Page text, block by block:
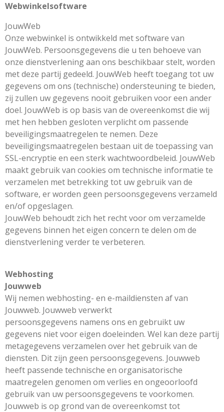
Webwinkelsoftware
JouwWeb
Onze webwinkel is ontwikkeld met software van
JouwWeb. Persoonsgegevens die u ten behoeve van
onze dienstverlening aan ons beschikbaar stelt, worden
met deze partij gedeeld. JouwWeb heeft toegang tot uw
gegevens om ons (technische) ondersteuning te bieden,
zij zullen uw gegevens nooit gebruiken voor een ander
doel. JouwWeb is op basis van de overeenkomst die wij
met hen hebben gesloten verplicht om passende
beveiligingsmaatregelen te nemen. Deze
beveiligingsmaatregelen bestaan uit de toepassing van
SSL-encryptie en een sterk wachtwoordbeleid. JouwWeb
maakt gebruik van cookies om technische informatie te
verzamelen met betrekking tot uw gebruik van de
software, er worden geen persoonsgegevens verzameld
en/of opgeslagen.
JouwWeb behoudt zich het recht voor om verzamelde
gegevens binnen het eigen concern te delen om de
dienstverlening verder te verbeteren.
Webhosting
Jouwweb
Wij nemen webhosting- en e-maildiensten af van
Jouwweb. Jouwweb verwerkt
persoonsgegevens namens ons en gebruikt uw
gegevens niet voor eigen doeleinden. Wel kan deze partij
metagegevens verzamelen over het gebruik van de
diensten. Dit zijn geen persoonsgegevens. Jouwweb
heeft passende technische en organisatorische
maatregelen genomen om verlies en ongeoorloofd
gebruik van uw persoonsgegevens te voorkomen.
Jouwweb is op grond van de overeenkomst tot